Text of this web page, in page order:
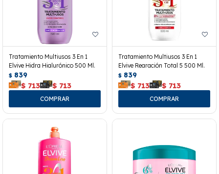
Tratamiento Multiusos 3 En 1
Elvive Hidra Hialurónico 500 Ml.
$ 839
$ 713 $ 713
Tratamiento Multiusos 3 En 1
Elvive Rearación Total 5 500 Ml.
$ 839
$ 713 $ 713